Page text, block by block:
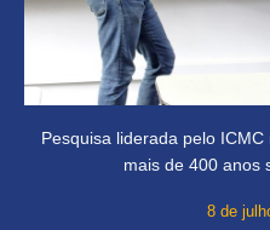
Pesquisa liderada pelo
mais de 400 anos
8 de